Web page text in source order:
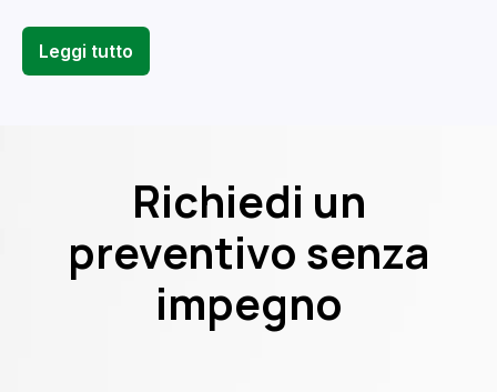
Leggi tutto
Richiedi un
preventivo senza
impegno